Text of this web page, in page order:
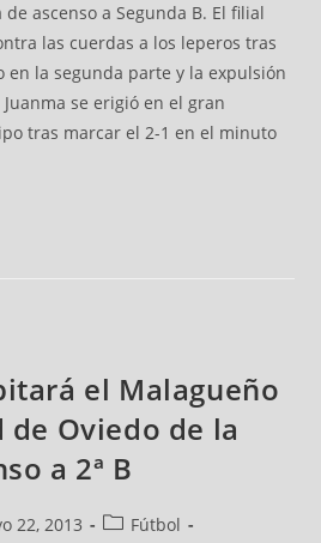
ascenso a Segunda B. El filial
las cuerdas a los leperos tras
en la segunda parte y la expulsión
se erigió en el gran
tras marcar el 2-1 en el minuto
el Malagueño
Oviedo de la
a 2ª B
22, 2013
Fútbol